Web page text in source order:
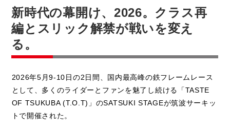
新時代の幕開け、2026。クラス再
編とスリック解禁が戦いを変え
る。
2026年5月9-10日の2日間、国内最高峰の鉄フレームレース
として、多くのライダーとファンを魅了し続ける「TASTE
OF TSUKUBA (T.O.T)」のSATSUKI STAGEが筑波サーキッ
トで開催された。